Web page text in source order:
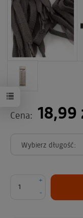
Cena: 18,99
Wybierz długość:
-
+